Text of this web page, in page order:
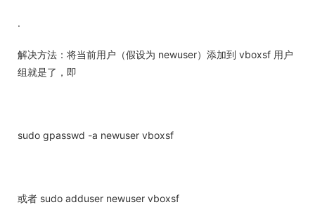
.
解决方法：将当前用户（假设为 newuser）添加到 vboxsf 用户
组就是了，即
sudo gpasswd -a newuser vboxsf
或者 sudo adduser newuser vboxsf